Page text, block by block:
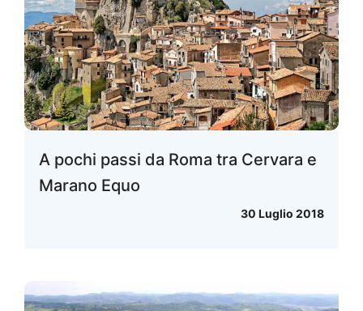
A pochi passi da Roma tra Cervara e
Marano Equo
30 Luglio 2018